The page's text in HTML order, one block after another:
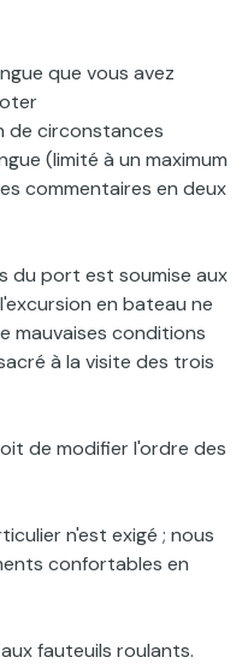
que vous avez
de circonstances
(limité à un maximum
commentaires en deux
du port est soumise aux
en bateau ne
mauvaises conditions
à la visite des trois
de modifier l'ordre des
n'est exigé ; nous
confortables en
fauteuils roulants.